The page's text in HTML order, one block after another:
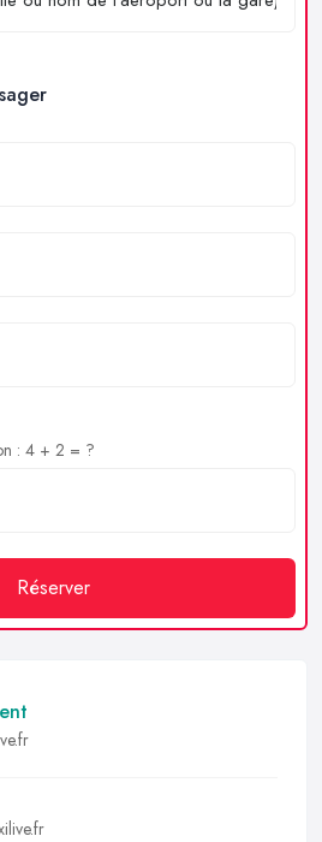
: 4 + 2 = ?
Réserver